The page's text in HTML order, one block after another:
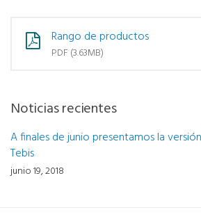
Rango de productos
PDF (3.63MB)
Noticias recientes
A finales de junio presentamos la
Tebis
junio 19, 2018